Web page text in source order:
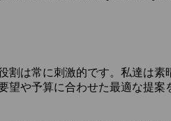
は常に刺激的です。私達は
や予算に合わせた最適な提